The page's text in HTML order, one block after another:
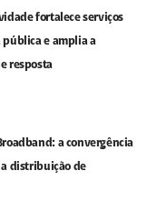
fortalece serviços
pública e amplia a
resposta
a convergência
distribuição de